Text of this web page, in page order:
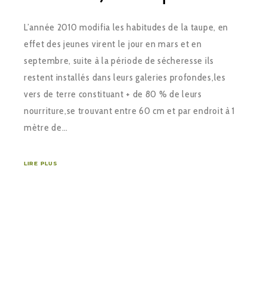
L’année 2010 modifia les habitudes de la taupe, en
effet des jeunes virent le jour en mars et en
septembre, suite à la période de sécheresse ils
restent installés dans leurs galeries profondes,les
vers de terre constituant + de 80 % de leurs
nourriture,se trouvant entre 60 cm et par endroit à 1
mètre de…
LIRE PLUS